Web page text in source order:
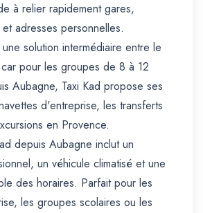
à relier rapidement gares,
adresses personnelles.
solution intermédiaire entre le
pour les groupes de 8 à 12
Aubagne, Taxi Kad propose ses
d'entreprise, les transferts
en Provence.
depuis Aubagne inclut un
un véhicule climatisé et une
des horaires. Parfait pour les
les groupes scolaires ou les